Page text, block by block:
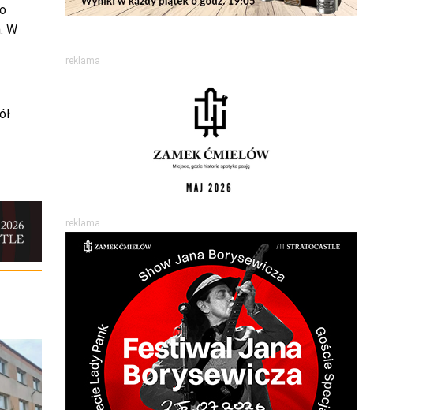
W
reklama
reklama